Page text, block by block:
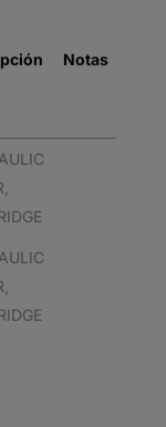
Notas